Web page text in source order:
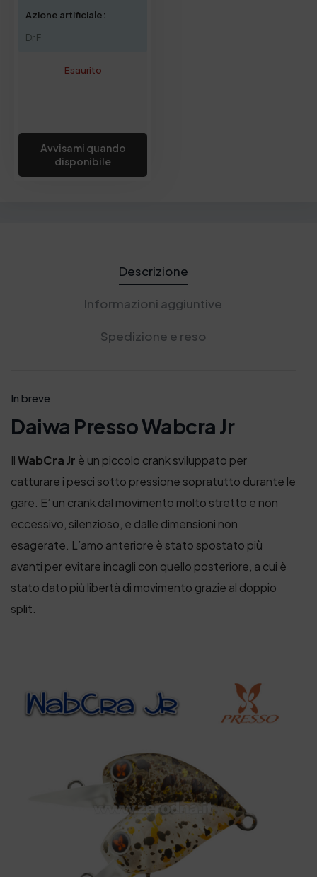
Azione artificiale:
Dr F
Esaurito
Avvisami quando
disponibile
Descrizione
Informazioni aggiuntive
Spedizione e reso
In breve
Daiwa Presso Wabcra Jr
IlWabCra Jr è un piccolo crank sviluppato per
catturare i pesci sotto pressione sopratutto durante le
gare. E’ un crank dal movimento molto stretto e non
eccessivo, silenzioso, e dalle dimensioni non
esagerate. L’amo anteriore è stato spostato più
avanti per evitare incagli con quello posteriore, a cui è
stato dato più libertà di movimento grazie al doppio
split.